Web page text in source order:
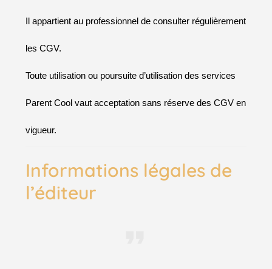
Il appartient au professionnel de consulter régulièrement
les CGV.
Toute utilisation ou poursuite d’utilisation des services
Parent Cool vaut acceptation sans réserve des CGV en
vigueur.
Informations légales de
l’éditeur